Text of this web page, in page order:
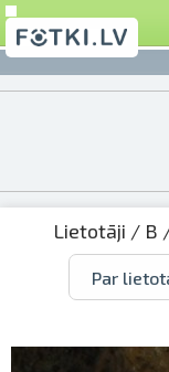
Lietotāji / B
Par